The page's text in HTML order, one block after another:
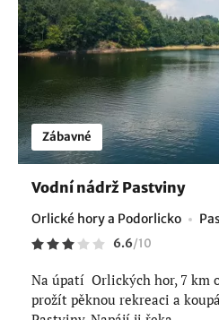
Zábavné
Vodní nádrž Pastviny
Orlické hory a Podorlicko
6.6/10
Na úpatí Orlických hor, 7 km
prožít pěknou rekreaci a